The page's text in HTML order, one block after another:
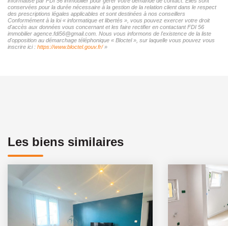
conservées pour la durée nécessaire à la gestion de la relation client dans le respect
des prescriptions légales applicables et sont destinées à nos conseillers
Conformément à la loi « informatique et libertés », vous pouvez exercer votre droit
d'accès aux données vous concernant et les faire rectifier en contactant FDI 56
immobilier agence.fdi56@gmail.com. Nous vous informons de l'existence de la liste
d'opposition au démarchage téléphonique « Bloctel », sur laquelle vous pouvez vous
inscrire ici : https://www.bloctel.gouv.fr/»
Les biens similaires